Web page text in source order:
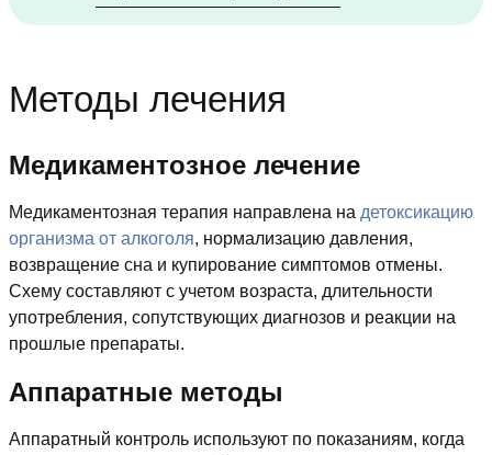
Методы лечения
Медикаментозное лечение
Медикаментозная терапия направлена на детоксикацию
организма от алкоголя, нормализацию давления,
возвращение сна и купирование симптомов отмены.
Схему составляют с учетом возраста, длительности
употребления, сопутствующих диагнозов и реакции на
прошлые препараты.
Аппаратные методы
Аппаратный контроль используют по показаниям, когда